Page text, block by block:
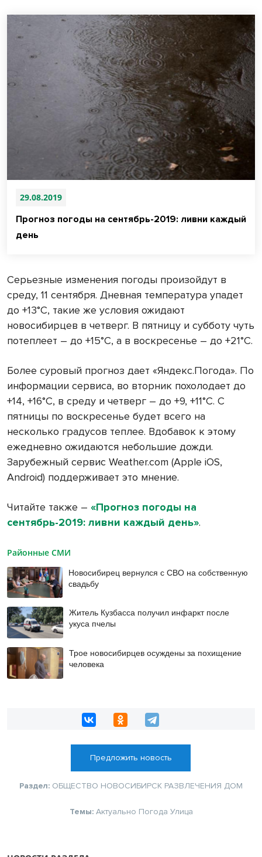
29.08.2019
Прогноз погоды на сентябрь-2019: ливни каждый
день
Серьезные изменения погоды произойдут в
среду, 11 сентября. Дневная температура упадет
до +13°С, такие же условия ожидают
новосибирцев в четверг. В пятницу и субботу чуть
потеплеет – до +15°С, а в воскресенье – до +21°С.
Более суровый прогноз дает «Яндекс.Погода». По
информации сервиса, во вторник похолодает до
+14, +16°С, в среду и четверг – до +9, +11°С. С
пятницы по воскресенье будет всего на
несколько градусов теплее. Вдобавок к этому
ежедневно ожидаются небольшие дожди.
Зарубежный сервис Weather.com (Apple iOS,
Android) поддерживает это мнение.
Читайте также – «Прогноз погоды на
сентябрь-2019: ливни каждый день».
Районные СМИ
Новосибирец вернулся с СВО на собственную
свадьбу
Житель Кузбасса получил инфаркт после
укуса пчелы
Трое новосибирцев осуждены за похищение
человека
Предложить новость
Раздел: ОБЩЕСТВО НОВОСИБИРСК РАЗВЛЕЧЕНИЯ ДОМ
Темы: Актуально Погода Улица